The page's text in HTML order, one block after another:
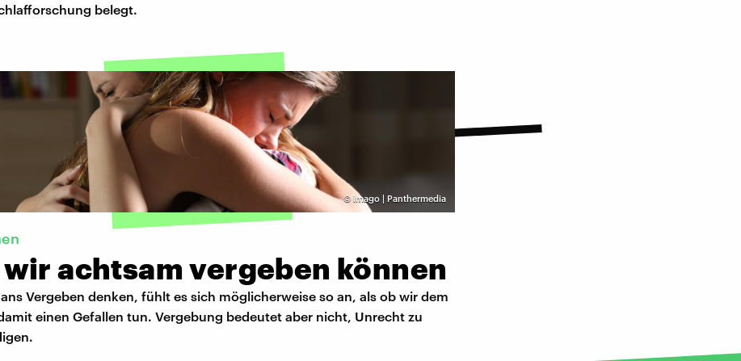
belegt.
© imago | Panthermedia
achtsam vergeben können
Vergeben denken, fühlt es sich möglicherweise so an, als ob wir dem
einen Gefallen tun. Vergebung bedeutet aber nicht, Unrecht zu